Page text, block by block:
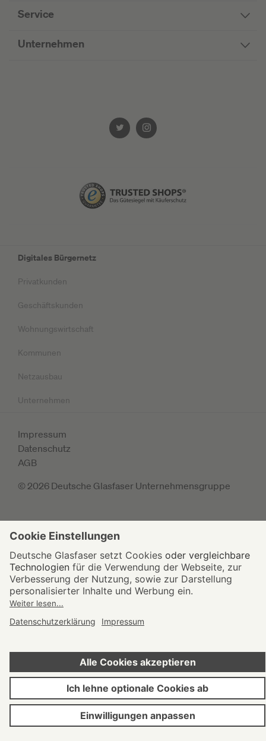
Service
Unternehmen
Digitales Bürgernetz
Privatkunden
Geschäftskunden
Wohnungswirtschaft
Kommunen
Netzausbau
Unternehmen
Impressum
Datenschutz
AGB
© 2026 Deutsche Glasfaser Unternehmensgruppe